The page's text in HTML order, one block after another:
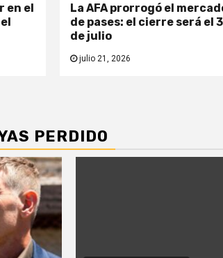
en el
La AFA prorrogó el
de pases: el cierre será el
de julio
julio 21, 2026
PERDIDO